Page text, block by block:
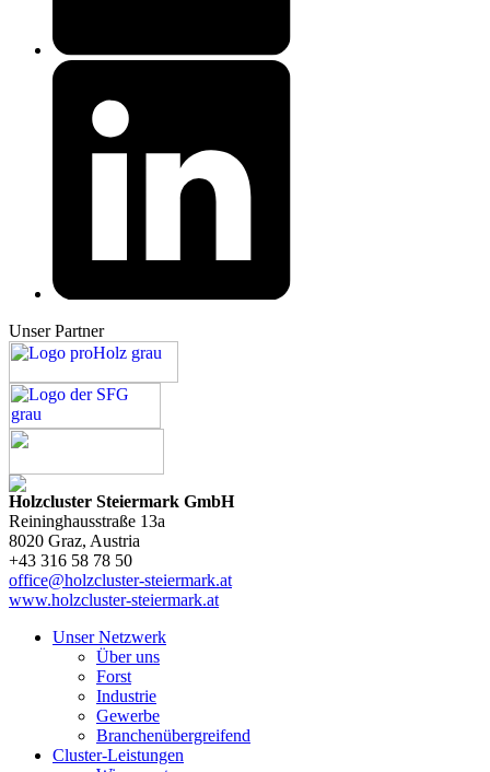
Unser Partner
Holzcluster Steiermark GmbH
Reininghausstraße 13a
8020 Graz, Austria
+43 316 58 78 50
office@holzcluster-steiermark.at
www.holzcluster-steiermark.at
Unser Netzwerk
Über uns
Forst
Industrie
Gewerbe
Branchenübergreifend
Cluster-Leistungen